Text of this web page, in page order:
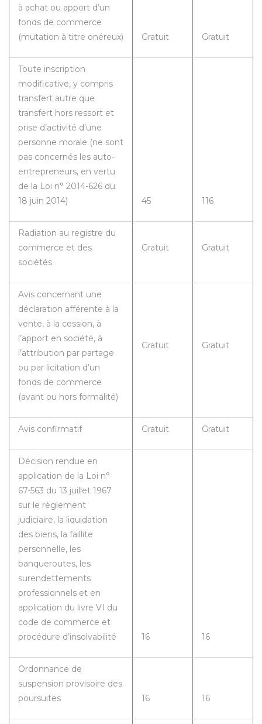
à achat ou apport d’un
fonds de commerce
(mutation à titre onéreux)
Gratuit Gratuit
Toute inscription
modificative, y compris
transfert autre que
transfert hors ressort et
prise d’activité d’une
personne morale (ne sont
pas concernés les auto-
entrepreneurs, en vertu
de la Loi n° 2014-626 du
18 juin 2014)
45 116
Radiation au registre du
commerce et des
sociétés
Gratuit Gratuit
Avis concernant une
déclaration afférente à la
vente, à la cession, à
l’apport en société, à
l’attribution par partage
ou par licitation d’un
fonds de commerce
(avant ou hors formalité)
Gratuit Gratuit
Avis confirmatif Gratuit Gratuit
Décision rendue en
application de la Loi n°
67-563 du 13 juillet 1967
sur le règlement
judiciaire, la liquidation
des biens, la faillite
personnelle, les
banqueroutes, les
surendettements
professionnels et en
application du livre VI du
code de commerce et
procédure d’insolvabilité
16 16
Ordonnance de
suspension provisoire des
poursuites
16 16